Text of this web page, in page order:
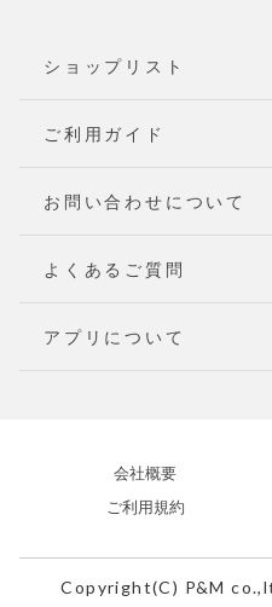
ショップリスト
ご利用ガイド
お問い合わせについて
よくあるご質問
アプリについて
会社概要
ご利用規約
Copyright(C) P&M